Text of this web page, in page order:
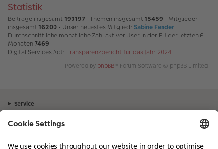
Statistik
Beiträge insgesamt 193197 • Themen insgesamt 15459 • Mitglieder
insgesamt 16200 • Unser neuestes Mitglied: Sabine Fender
Durchschnittliche monatliche Zahl aktiver User in der EU der letzten 6
Monaten 7469
Digital Services Act: Transparenzbericht für das Jahr 2024
Powered by phpBB® Forum Software © phpBB Limited
Service